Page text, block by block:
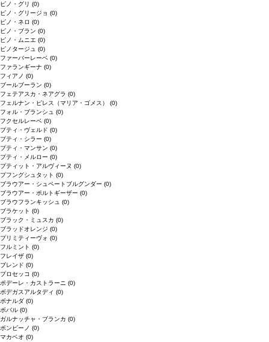
ピノ・グリ (0)
ピノ・グリージョ (0)
ピノ・ネロ (0)
ピノ・ブラン (0)
ピノ・ムニエ (0)
ピノタージュ (0)
ファーバーレーベ (0)
ファランギーナ (0)
フィアノ (0)
ブールブーラン (0)
フェテアスカ・ネアグラ (0)
フェルナン・ピレス（マリア・ゴメス） (0)
フォル・ブランシュ (0)
フクセルレーベ (0)
プティ・ヴェルド (0)
プティ・シラー (0)
プティ・マンサン (0)
プティ・メルロー (0)
プティット・アルヴィーヌ (0)
プフングシュタット (0)
ブラウアー・シュペートブルグンダー (0)
ブラウアー・ポルトギーザー (0)
ブラウフランキッシュ (0)
ブラケット (0)
ブラック・ミュスカ (0)
ブラッドオレンジ (0)
プリミティーヴォ (0)
フルミント (0)
フレイザ (0)
ブレンド (0)
プロセッコ (0)
ポデーレ・カストラーニ (0)
ボデガスアルタディ (0)
ボナルダ (0)
ボバル (0)
ガルナッチャ・ブランカ (0)
ボンビーノ (0)
マカベオ (0)